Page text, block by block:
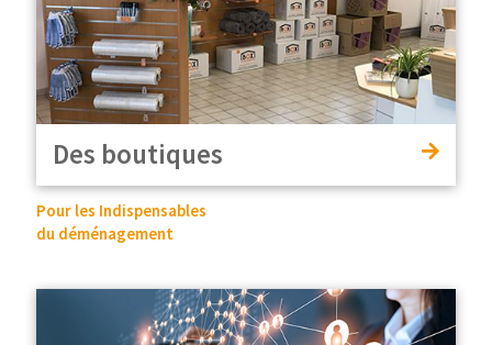
Des boutiques
Pour les Indispensables
du déménagement